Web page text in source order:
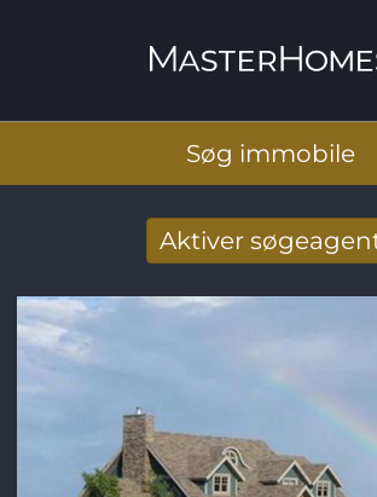
Søg immobile
Aktiver